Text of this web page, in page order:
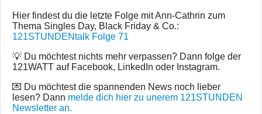
Hier findest du die letzte Folge mit Ann-Cathrin zum
Thema Singles Day, Black Friday & Co.:
121STUNDENtalk Folge 71
💡 Du möchtest nichts mehr verpassen? Dann folge der
121WATT auf Facebook, LinkedIn oder Instagram.
💌 Du möchtest die spannenden News noch lieber
lesen? Dann melde dich hier zu unerem 121STUNDEN
Newsletter an.